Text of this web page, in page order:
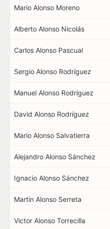
Mario Alonso Moreno
Alberto Alonso Nicolás
Carlos Alonso Pascual
Sergio Alonso Rodríguez
Manuel Alonso Rodríguez
David Alonso Rodríguez
Mario Alonso Salvatierra
Alejandro Alonso Sánchez
Ignacio Alonso Sánchez
Martin Alonso Serreta
Victor Alonso Torrecilla